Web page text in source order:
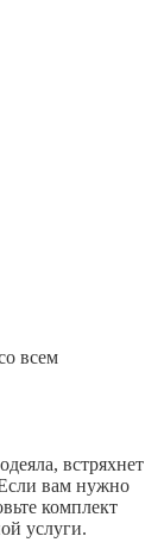
всем
встряхнет
вам нужно
комплект
услуги.